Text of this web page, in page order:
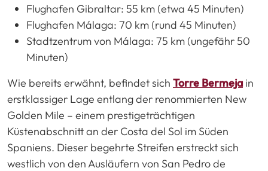
Flughafen Gibraltar: 55 km (etwa 45 Minuten)
Flughafen Málaga: 70 km (rund 45 Minuten)
Stadtzentrum von Málaga: 75 km (ungefähr 50
Minuten)
Wie bereits erwähnt, befindet sich Torre Bermeja in
erstklassiger Lage entlang der renommierten New
Golden Mile – einem prestigeträchtigen
Küstenabschnitt an der Costa del Sol im Süden
Spaniens. Dieser begehrte Streifen erstreckt sich
westlich von den Ausläufern von San Pedro de